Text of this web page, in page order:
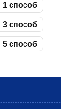
1 способ
3 способ
5 способ